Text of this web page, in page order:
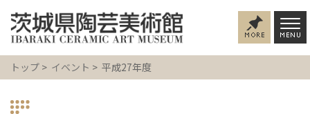
トップ > イベント > 平成27年度